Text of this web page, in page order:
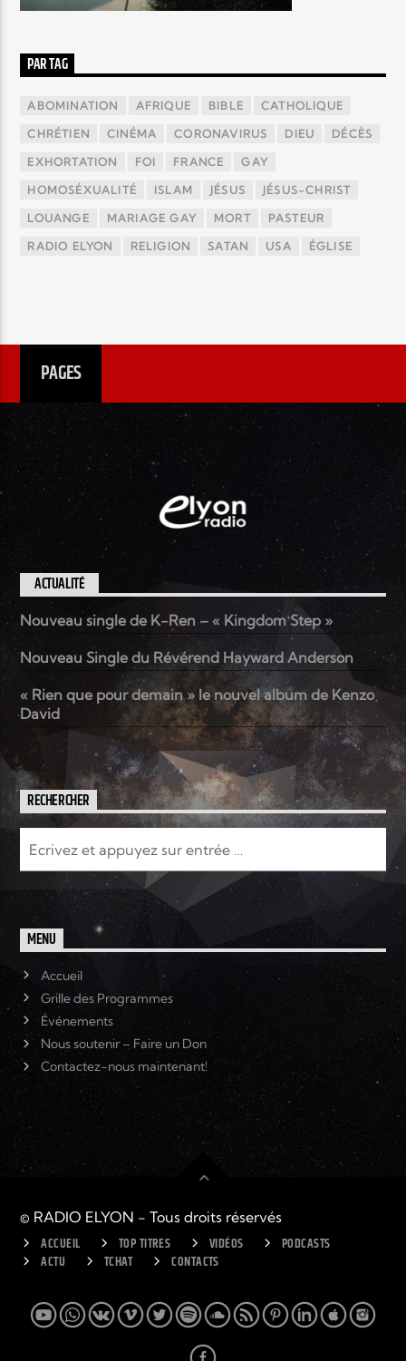
PAR TAG
ABOMINATION AFRIQUE BIBLE CATHOLIQUE
CHRÉTIEN CINÉMA CORONAVIRUS DIEU DÉCÈS
EXHORTATION FOI FRANCE GAY
HOMOSÉXUALITÉ ISLAM JÉSUS JÉSUS-CHRIST
LOUANGE MARIAGE GAY MORT PASTEUR
RADIO ELYON RELIGION SATAN USA ÉGLISE
PAGES
ACTUALITÉ
Nouveau single de K-Ren – « Kingdom Step »
Nouveau Single du Révérend Hayward Anderson
« Rien que pour demain » le nouvel album de Kenzo
David
RECHERCHER
MENU
Accueil
Grille des Programmes
Événements
Nous soutenir – Faire un Don
Contactez-nous maintenant!
© RADIO ELYON - Tous droits réservés
ACCUEIL TOP TITRES VIDÉOS
PODCASTS
ACTU
TCHAT CONTACTS